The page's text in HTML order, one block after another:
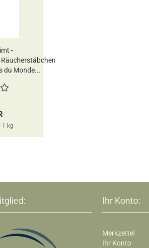
-
du Monde...
1 kg
Ihr Konto:
Merkzettel
Ihr Konto